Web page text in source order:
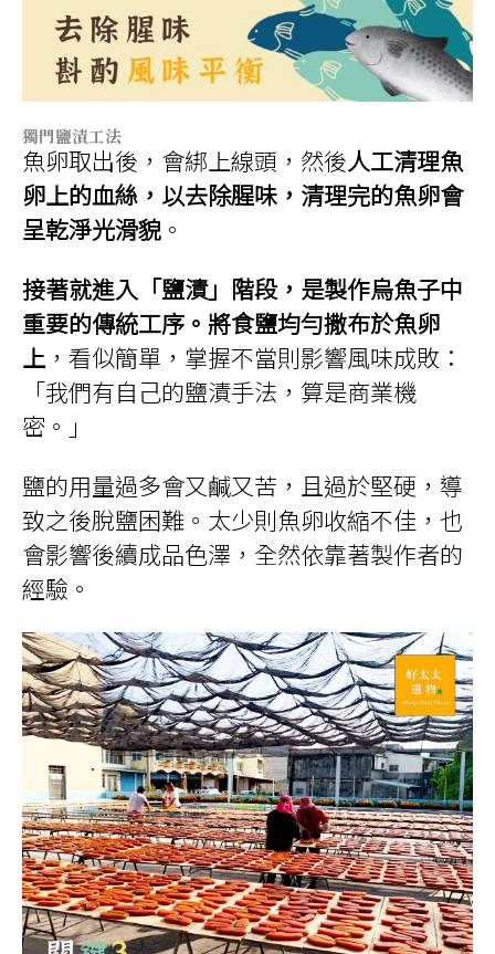
獨門鹽漬工法
魚卵取出後，會綁上線頭，然後人工清理魚
卵上的血絲，以去除腥味，清理完的魚卵會
呈乾淨光滑貌 。
接著就進入「鹽漬」階段，是製作烏魚子中
重要的傳統工序。將食鹽均勻撒布於魚卵
上 ，看似簡單，掌握不當則影響風味成敗：
「我們有自己的鹽漬手法，算是商業機
密。」
鹽的用量過多會又鹹又苦，且過於堅硬，導
致之後脫鹽困難。太少則魚卵收縮不佳，也
會影響後續成品色澤，全然依靠著製作者的
經驗。